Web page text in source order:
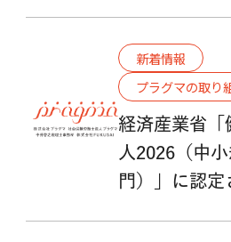
新着情報
プラグマの取り
経済産業省「
人2026（中
門）」に認定